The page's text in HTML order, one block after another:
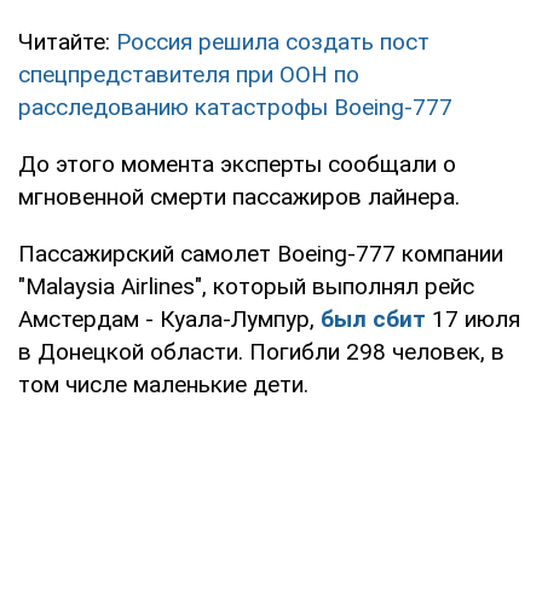
Читайте: Россия решила создать пост
спецпредставителя при ООН по
расследованию катастрофы Boeing-777
До этого момента эксперты сообщали о
мгновенной смерти пассажиров лайнера.
Пассажирский самолет Boeing-777 компании
"Malaysia Airlines", который выполнял рейс
Амстердам - Куала-Лумпур, был сбит 17 июля
в Донецкой области. Погибли 298 человек, в
том числе маленькие дети.